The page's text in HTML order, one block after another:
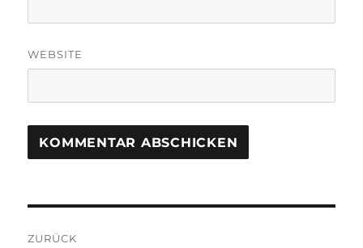
WEBSITE
ZURÜCK